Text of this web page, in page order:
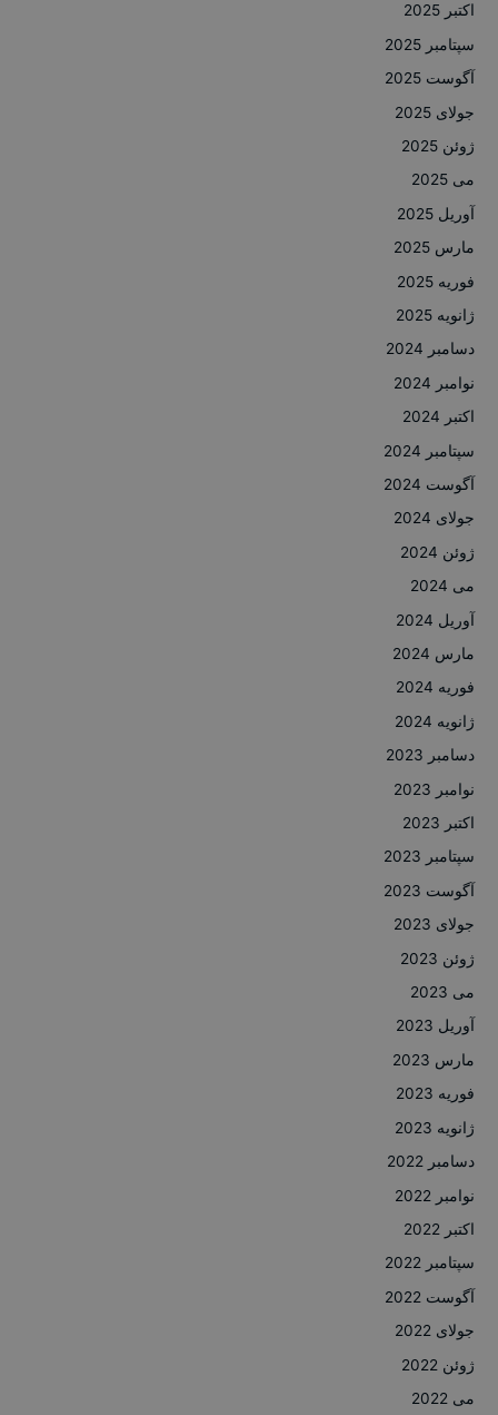
اکتبر 2025
سپتامبر 2025
آگوست 2025
جولای 2025
ژوئن 2025
می 2025
آوریل 2025
مارس 2025
فوریه 2025
ژانویه 2025
دسامبر 2024
نوامبر 2024
اکتبر 2024
سپتامبر 2024
آگوست 2024
جولای 2024
ژوئن 2024
می 2024
آوریل 2024
مارس 2024
فوریه 2024
ژانویه 2024
دسامبر 2023
نوامبر 2023
اکتبر 2023
سپتامبر 2023
آگوست 2023
جولای 2023
ژوئن 2023
می 2023
آوریل 2023
مارس 2023
فوریه 2023
ژانویه 2023
دسامبر 2022
نوامبر 2022
اکتبر 2022
سپتامبر 2022
آگوست 2022
جولای 2022
ژوئن 2022
می 2022